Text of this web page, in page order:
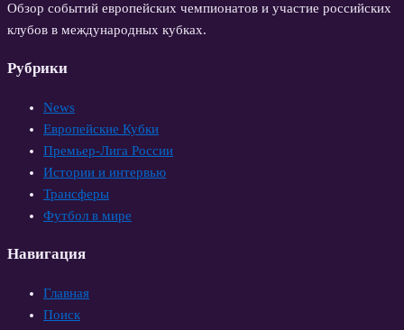
Обзор событий европейских чемпионатов и участие российских
клубов в международных кубках.
Рубрики
News
Европейские Кубки
Премьер-Лига России
Истории и интервью
Трансферы
Футбол в мире
Навигация
Главная
Поиск